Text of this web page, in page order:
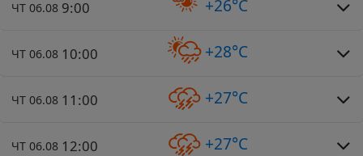
ЧТ 06.08 9:00 +26°C
ЧТ 06.08 10:00 +28°C
ЧТ 06.08 11:00 +27°C
ЧТ 06.08 12:00 +27°C